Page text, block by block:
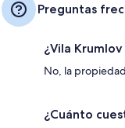
Preguntas
¿Vila
No, la
¿Cuánto